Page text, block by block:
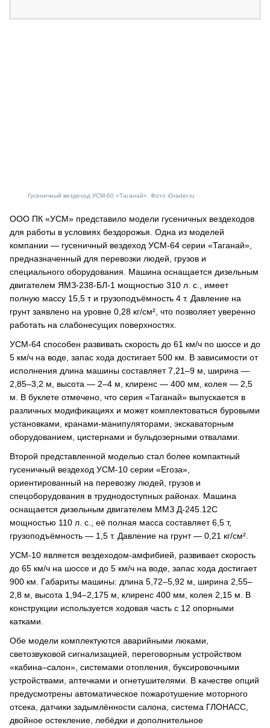
Гусеничный вездеход УСМ-60 «Таганай». Фото iGrader.ru
ООО ПК «УСМ» представило модели гусеничных вездеходов
для работы в условиях бездорожья. Одна из моделей
компании — гусеничный вездеход УСМ-64 серии «Таганай»,
предназначенный для перевозки людей, грузов и
специального оборудования. Машина оснащается дизельным
двигателем ЯМЗ-238-БЛ-1 мощностью 310 л. с., имеет
полную массу 15,5 т и грузоподъёмность 4 т. Давление на
грунт заявлено на уровне 0,28 кг/см², что позволяет уверенно
работать на слабонесущих поверхностях.
УСМ-64 способен развивать скорость до 61 км/ч по шоссе и до
5 км/ч на воде, запас хода достигает 500 км. В зависимости от
исполнения длина машины составляет 7,21–9 м, ширина —
2,85–3,2 м, высота — 2–4 м, клиренс — 400 мм, колея — 2,5
м. В буклете отмечено, что серия «Таганай» выпускается в
различных модификациях и может комплектоваться буровыми
установками, кранами-манипуляторами, экскаваторным
оборудованием, цистернами и бульдозерными отвалами.
Второй представленной моделью стал более компактный
гусеничный вездеход УСМ-10 серии «Егоза»,
ориентированный на перевозку людей, грузов и
спецоборудования в труднодоступных районах. Машина
оснащается дизельным двигателем ММЗ Д-245.12С
мощностью 110 л. с., её полная масса составляет 6,5 т,
грузоподъёмность — 1,5 т. Давление на грунт — 0,21 кг/см².
УСМ-10 является вездеходом-амфибией, развивает скорость
до 65 км/ч на шоссе и до 5 км/ч на воде, запас хода достигает
900 км. Габариты машины: длина 5,72–5,92 м, ширина 2,55–
2,8 м, высота 1,94–2,175 м, клиренс 400 мм, колея 2,15 м. В
конструкции используется ходовая часть с 12 опорными
катками.
Обе модели комплектуются аварийными люками,
светозвуковой сигнализацией, переговорным устройством
«кабина–салон», системами отопления, буксировочными
устройствами, аптечками и огнетушителями. В качестве опций
предусмотрены автоматическое пожаротушение моторного
отсека, датчики задымлённости салона, система ГЛОНАСС,
двойное остекление, лебёдки и дополнительное